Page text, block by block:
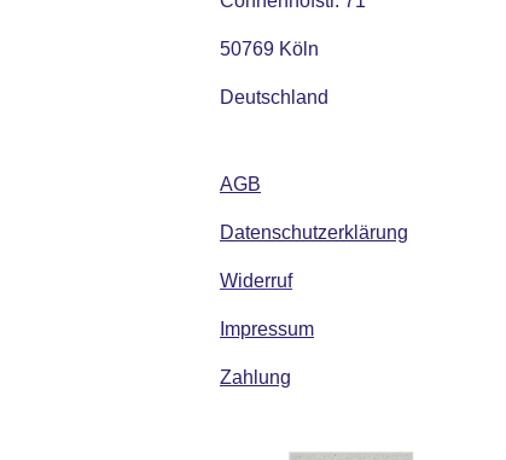
50769 Köln
Deutschland
AGB
Datenschutzerklärung
Widerruf
Impressum
Zahlung